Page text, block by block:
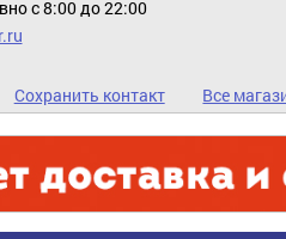
с 8:00 до 22:00
Сохранить контакт Все